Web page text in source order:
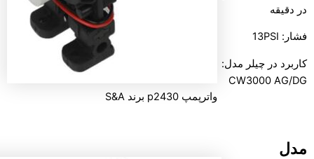
در دقیقه
فشار: 13PSI
کاربرد در چیلر مدل:
CW3000 AG/DG
واترپمپ p2430 برند S&A
مدل